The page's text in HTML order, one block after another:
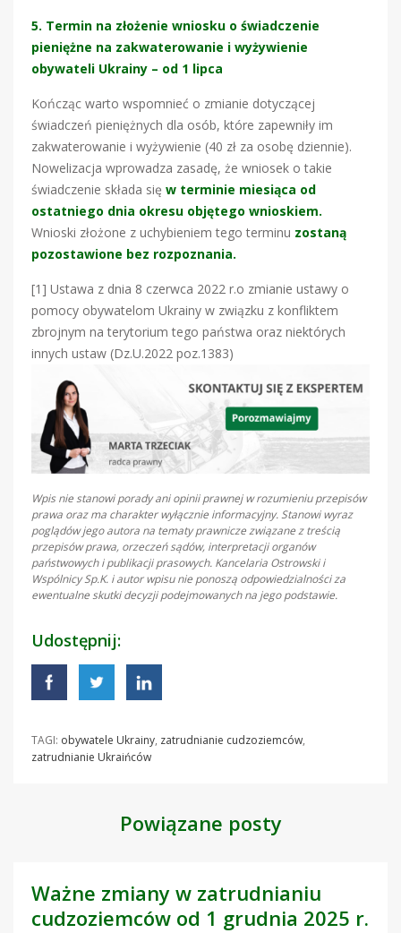
5. Termin na złożenie wniosku o świadczenie
pieniężne na zakwaterowanie i wyżywienie
obywateli Ukrainy – od 1 lipca
Kończąc warto wspomnieć o zmianie dotyczącej
świadczeń pieniężnych dla osób, które zapewniły im
zakwaterowanie i wyżywienie (40 zł za osobę dziennie).
Nowelizacja wprowadza zasadę, że wniosek o takie
świadczenie składa się w terminie miesiąca od
ostatniego dnia okresu objętego wnioskiem.
Wnioski złożone z uchybieniem tego terminu zostaną
pozostawione bez rozpoznania.
[1] Ustawa z dnia 8 czerwca 2022 r.o zmianie ustawy o
pomocy obywatelom Ukrainy w związku z konfliktem
zbrojnym na terytorium tego państwa oraz niektórych
innych ustaw (Dz.U.2022 poz.1383)
Wpis nie stanowi porady ani opinii prawnej w rozumieniu przepisów
prawa oraz ma charakter wyłącznie informacyjny. Stanowi wyraz
poglądów jego autora na tematy prawnicze związane z treścią
przepisów prawa, orzeczeń sądów, interpretacji organów
państwowych i publikacji prasowych. Kancelaria Ostrowski i
Wspólnicy Sp.K. i autor wpisu nie ponoszą odpowiedzialności za
ewentualne skutki decyzji podejmowanych na jego podstawie.
Udostępnij:
TAGI: obywatele Ukrainy, zatrudnianie cudzoziemców,
zatrudnianie Ukraińców
Powiązane posty
Ważne zmiany w zatrudnianiu
cudzoziemców od 1 grudnia 2025 r.